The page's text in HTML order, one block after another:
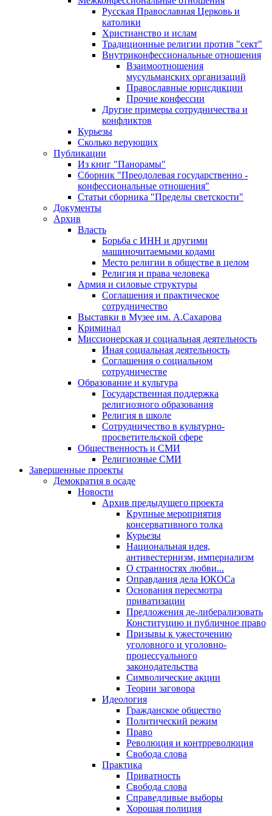
Русская Православная Церковь и
католики
Христианство и ислам
Традиционные религии против "сект"
Внутриконфессиональные отношения
Взаимоотношения
мусульманских организаций
Православные юрисдикции
Прочие конфессии
Другие примеры сотрудничества и
конфликтов
Курьезы
Сколько верующих
Публикации
Из книг "Панорамы"
Сборник "Преодолевая государственно -
конфессиональные отношения"
Статьи сборника "Пределы светскости"
Документы
Архив
Власть
Борьба с ИНН и другими
машиночитаемыми кодами
Место религии в обществе в целом
Религия и права человека
Армия и силовые структуры
Соглашения и практическое
сотрудничество
Выставки в Музее им. А.Сахарова
Криминал
Миссионерская и социальная деятельность
Иная социальная деятельность
Соглашения о социальном
сотрудничестве
Образование и культура
Государственная поддержка
религиозного образования
Религия в школе
Сотрудничество в культурно-
просветительской сфере
Общественность и СМИ
Религиозные СМИ
Завершенные проекты
Демократия в осаде
Новости
Архив предыдущего проекта
Крупные мероприятия
консервативного толка
Курьезы
Национальная идея,
антивестернизм, империализм
О странностях любви...
Оправдания дела ЮКОСа
Основания пересмотра
приватизации
Предложения де-либерализовать
Конституцию и публичное право
Призывы к ужесточению
уголовного и уголовно-
процессуального
законодательства
Символические акции
Теории заговора
Идеология
Гражданское общество
Политический режим
Право
Революция и контрреволюция
Свобода слова
Практика
Приватность
Свобода слова
Справедливые выборы
Хорошая полиция